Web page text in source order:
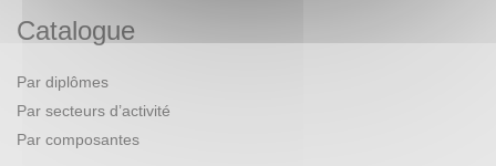
Catalogue
Par diplômes
Par secteurs d’activité
Par composantes